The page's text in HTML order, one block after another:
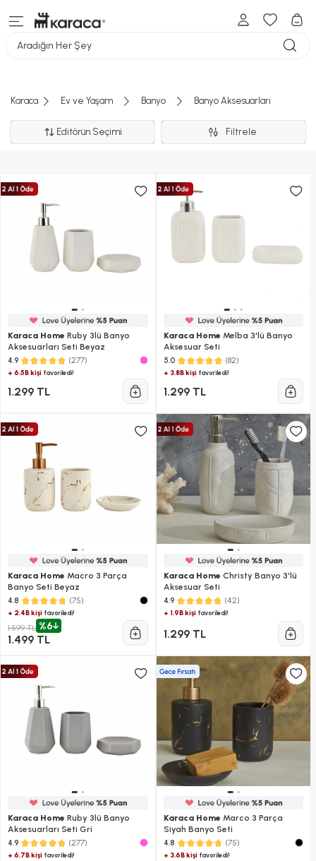
Aradığın Her Şey
Karaca Ev ve Yaşam Banyo Banyo Aksesuarları
Editörün Seçimi Filtrele
Karaca Home Ruby 3lü Banyo
Aksesuarları Seti Beyaz
4.9 (277)
+ 6.5B kişi favoriledi!
1.299 TL
Karaca Home Melba 3'lü Banyo
Aksesuar Seti
5.0 (82)
+ 3.8B kişifavoriledi!
1.299 TL
Karaca Home Macro 3 Parça
Banyo Seti Beyaz
4.8 (75)
+ 2.4B kişi favoriledi!
1.599 TL %6
1.499 TL
Karaca Home Christy Banyo 3'lü
Aksesuar Seti
4.9 (42)
+ 1.9B kişifavoriledi!
1.299 TL
Karaca Home Ruby 3lü Banyo
Aksesuarları Seti Gri
4.9 (277)
+ 6.7B kişi favoriledi!
Karaca Home Marco 3 Parça
Siyah Banyo Seti
4.8 (75)
+ 3.6B kişifavoriledi!